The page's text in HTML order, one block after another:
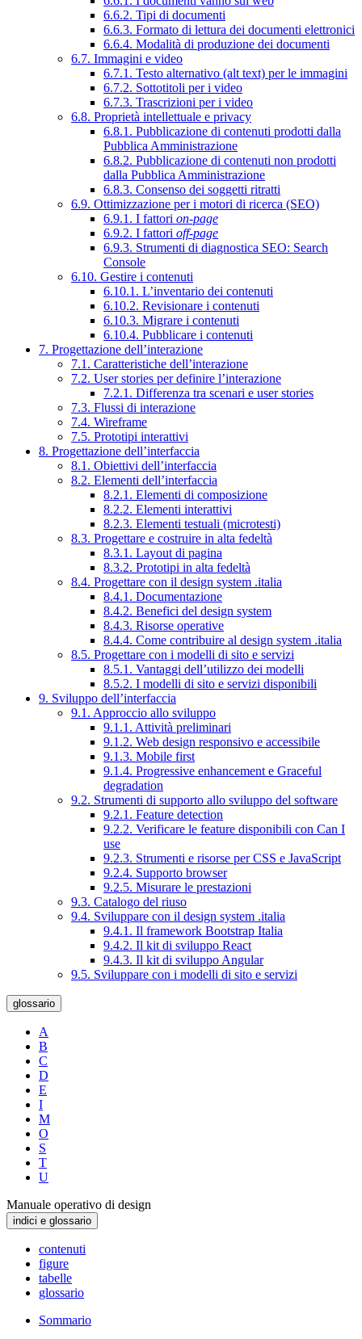
6.6.2. Tipi di documenti
6.6.3. Formato di lettura dei documenti elettronici
6.6.4. Modalità di produzione dei documenti
6.7. Immagini e video
6.7.1. Testo alternativo (alt text) per le immagini
6.7.2. Sottotitoli per i video
6.7.3. Trascrizioni per i video
6.8. Proprietà intellettuale e privacy
6.8.1. Pubblicazione di contenuti prodotti dalla
Pubblica Amministrazione
6.8.2. Pubblicazione di contenuti non prodotti
dalla Pubblica Amministrazione
6.8.3. Consenso dei soggetti ritratti
6.9. Ottimizzazione per i motori di ricerca (SEO)
6.9.1. I fattori on-page
6.9.2. I fattori off-page
6.9.3. Strumenti di diagnostica SEO: Search
Console
6.10. Gestire i contenuti
6.10.1. L’inventario dei contenuti
6.10.2. Revisionare i contenuti
6.10.3. Migrare i contenuti
6.10.4. Pubblicare i contenuti
7. Progettazione dell’interazione
7.1. Caratteristiche dell’interazione
7.2. User stories per definire l’interazione
7.2.1. Differenza tra scenari e user stories
7.3. Flussi di interazione
7.4. Wireframe
7.5. Prototipi interattivi
8. Progettazione dell’interfaccia
8.1. Obiettivi dell’interfaccia
8.2. Elementi dell’interfaccia
8.2.1. Elementi di composizione
8.2.2. Elementi interattivi
8.2.3. Elementi testuali (microtesti)
8.3. Progettare e costruire in alta fedeltà
8.3.1. Layout di pagina
8.3.2. Prototipi in alta fedeltà
8.4. Progettare con il design system .italia
8.4.1. Documentazione
8.4.2. Benefici del design system
8.4.3. Risorse operative
8.4.4. Come contribuire al design system .italia
8.5. Progettare con i modelli di sito e servizi
8.5.1. Vantaggi dell’utilizzo dei modelli
8.5.2. I modelli di sito e servizi disponibili
9. Sviluppo dell’interfaccia
9.1. Approccio allo sviluppo
9.1.1. Attività preliminari
9.1.2. Web design responsivo e accessibile
9.1.3. Mobile first
9.1.4. Progressive enhancement e Graceful
degradation
9.2. Strumenti di supporto allo sviluppo del software
9.2.1. Feature detection
9.2.2. Verificare le feature disponibili con Can I
use
9.2.3. Strumenti e risorse per CSS e JavaScript
9.2.4. Supporto browser
9.2.5. Misurare le prestazioni
9.3. Catalogo del riuso
9.4. Sviluppare con il design system .italia
9.4.1. Il framework Bootstrap Italia
9.4.2. Il kit di sviluppo React
9.4.3. Il kit di sviluppo Angular
9.5. Sviluppare con i modelli di sito e servizi
glossario
A
B
C
D
E
I
M
O
S
T
U
Manuale operativo di design
indici e glossario
contenuti
figure
tabelle
glossario
Sommario